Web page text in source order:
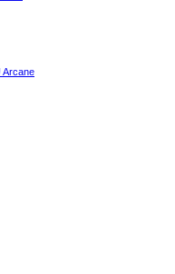
Arcane